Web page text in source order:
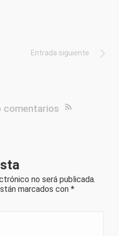
Entrada siguiente
comentarios
no será publicada.
marcados con *